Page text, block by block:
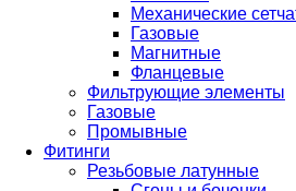
Механические
Газовые
Магнитные
Фланцевые
Фильтрующие элементы
Газовые
Промывные
Фитинги
Резьбовые латунные